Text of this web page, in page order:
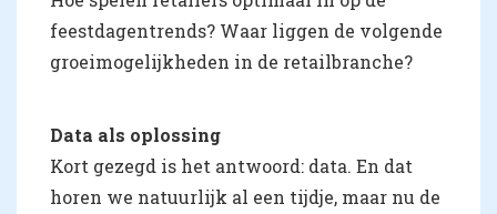
feestdagentrends? Waar liggen de volgende
groeimogelijkheden in de retailbranche?
Data als oplossing
Kort gezegd is het antwoord: data. En dat
horen we natuurlijk al een tijdje, maar nu de